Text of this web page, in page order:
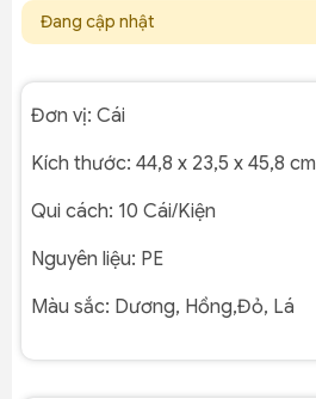
Đang cập nhật
Đơn vị: Cái
Kích thước: 44,8 x 23,5 x 45,8 cm
Qui cách: 10 Cái/Kiện
Nguyên liệu: PE
Màu sắc: Dương, Hồng,Đỏ, Lá